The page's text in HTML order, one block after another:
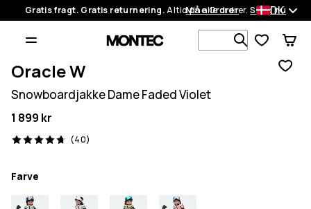
Gratis fragt. Gratis returnering.Altid på alle ordrer.Shop nu
Mine Ordrer DK
Søg i 1
Oracle W
Snowboardjakke Dame Faded Violet
1 899 kr
(40)
40 anmeldelser, 4.7/5
Farve